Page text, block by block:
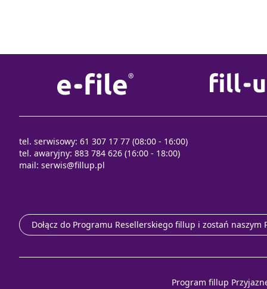
tel. serwisowy: 61 307 17 77 (08:00 - 16:00)
tel. awaryjny: 883 784 626 (16:00 - 18:00)
mail: serwis@fillup.pl
Dołącz do Programu Resellerskiego fillup i zostań naszym
Program fillup